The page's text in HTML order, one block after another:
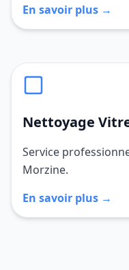
En savoir plus →
Nettoyage
Service
Morzine.
En savoir plus →